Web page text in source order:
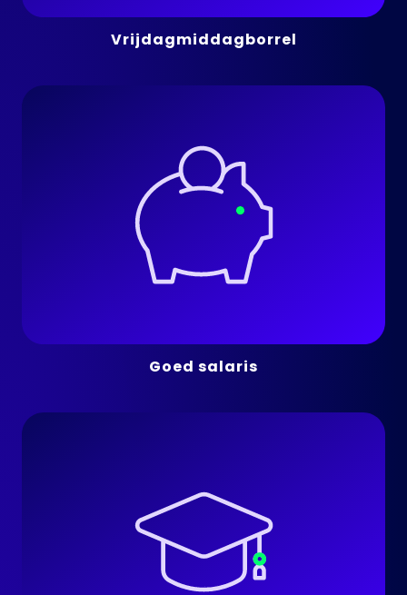
Vrijdagmiddagborrel
Goed salaris